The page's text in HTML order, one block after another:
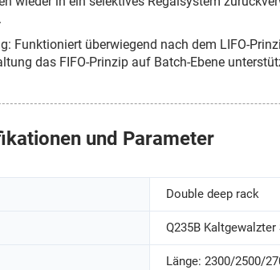
Funktioniert überwiegend nach dem LIFO-
das FIFO-Prinzip auf Batch-Ebene
und Parameter
Double deep rack
Q235B Kaltgewalzter
Länge: 2300/2500/